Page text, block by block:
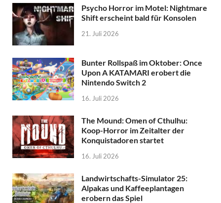
Psycho Horror im Motel: Nightmare
Shift erscheint bald für Konsolen
21. Juli 2026
Bunter Rollspaß im Oktober: Once
Upon A KATAMARI erobert die
Nintendo Switch 2
16. Juli 2026
The Mound: Omen of Cthulhu:
Koop-Horror im Zeitalter der
Konquistadoren startet
16. Juli 2026
Landwirtschafts-Simulator 25:
Alpakas und Kaffeeplantagen
erobern das Spiel